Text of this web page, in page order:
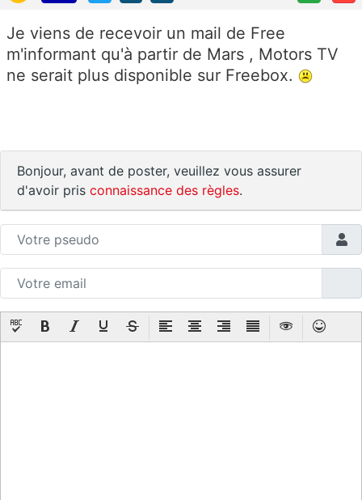
Je viens de recevoir un mail de Free
m'informant qu'à partir de Mars , Motors TV
ne serait plus disponible sur Freebox.
Bonjour, avant de poster, veuillez vous assurer
d'avoir pris connaissance des règles.